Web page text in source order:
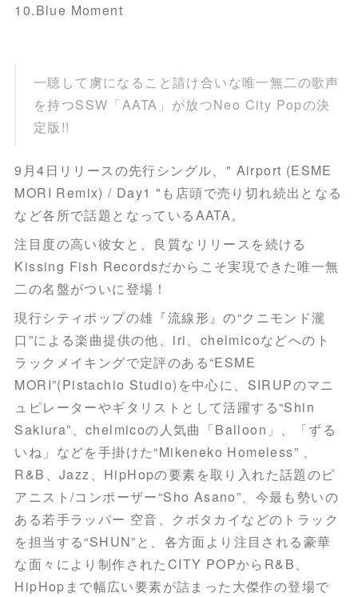
10.Blue Moment
一聴して虜になること請け合いな唯一無二の歌声
を持つSSW「AATA」が放つNeo City Popの決
定版!!
9月4日リリースの先行シングル、" Airport (ESME
MORI Remix) / Day1 "も店頭で売り切れ続出となる
など各所で話題となっているAATA。
注目度の高い彼女と、良質なリリースを続ける
Kissing Fish Recordsだからこそ実現できた唯一無
二の名盤がついに登場！
現行シティポップの雄『流線形』の“クニモンド瀧
口”による楽曲提供の他、iri、chelmicoなどへのト
ラックメイキングで定評のある“ESME
MORI”(Pistachio Studio)を中心に、SIRUPのマニ
ュピレーターやギタリストとして活躍する“Shin
Sakiura”、chelmicoの人気曲「Balloon」、「ずる
いね」などを手掛けた“Mikeneko Homeless” 、
R&B、Jazz、HipHopの要素を取り入れた話題のピ
アニスト/コンポーザー“Sho Asano”、今最も勢いの
ある若手ラッパー 空音、クボタカイなどのトラック
を担当する“SHUN”と、各方面より注目される豪華
な面々により制作されたCITY POPからR&B、
HipHopまで幅広い要素が詰まった大傑作の登場で